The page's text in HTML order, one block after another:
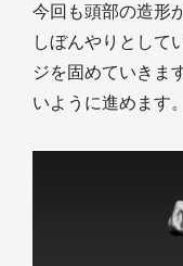
今回も頭部の造形
しぼんやりとして
ジを固めていきま
いように進めます。